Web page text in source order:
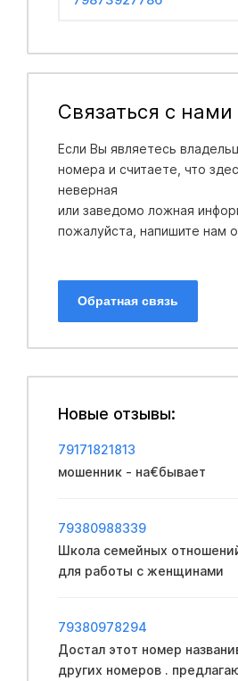
Связаться с нами
Если Вы являетесь
номера и считаете, что
неверная
или заведомо ложная
пожалуйста, напишите нам
Обратная связь
Новые отзывы:
79171821813
мошенник - на€бывает
79380988339
Школа семейных
для работы с женщинами
79380978294
Достал этот номер
других номеров .